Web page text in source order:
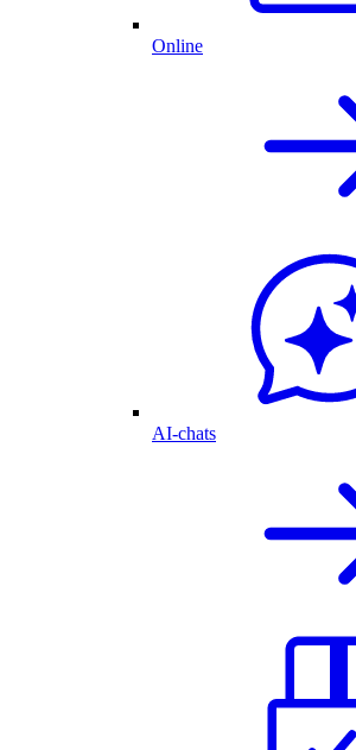
Online
AI-chats